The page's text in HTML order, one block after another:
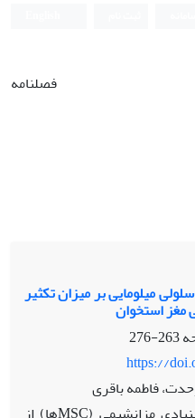
فصلنامه
میلومایی بر میزان تکثیر
مغز استخوان
263-276
https://
فاطمه باقری